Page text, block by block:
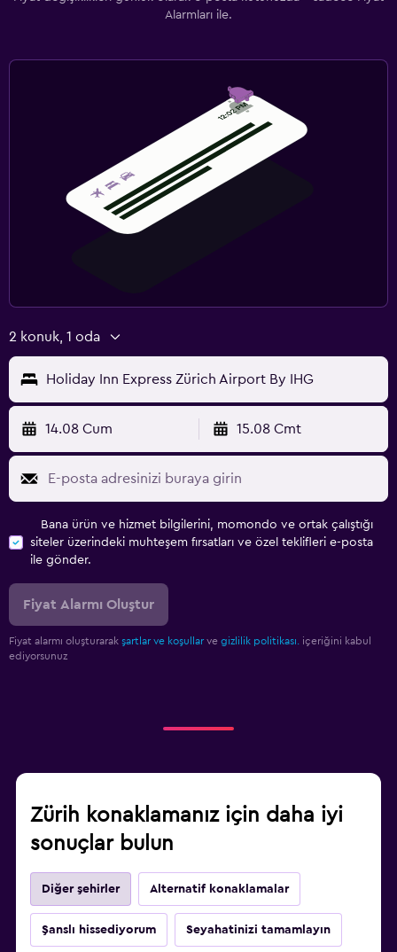
Alarmları ile.
2 konuk, 1 oda
Holiday Inn Express Zürich Airport By IHG
14.08 Cum 15.08 Cmt
Bana ürün ve hizmet bilgilerini, momondo ve ortak çalıştığı
siteler üzerindeki muhteşem fırsatları ve özel teklifleri e-posta
ile gönder.
Fiyat Alarmı Oluştur
Fiyat alarmı oluşturarak şartlar ve koşullar ve gizlilik politikası.
içeriğini kabul
ediyorsunuz
Zürih konaklamanız için daha iyi
sonuçlar bulun
Diğer şehirler Alternatif konaklamalar
Şanslı hissediyorum Seyahatinizi tamamlayın